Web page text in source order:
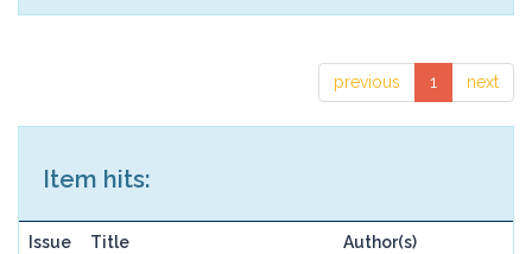
previous 1 next
Item hits:
Issue
Title Author(s)